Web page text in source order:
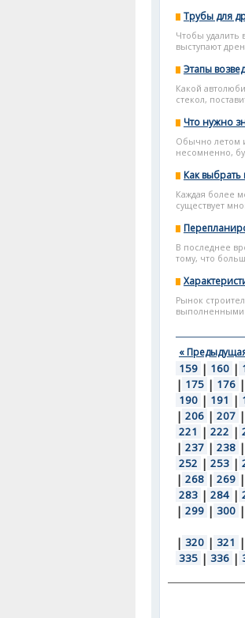
Трубы для
Чтобы удалить
выступают
Этапы
Какой
стекол,
Что нужно
Обычно летом
несомненно,
Как
Каждая более
существует
В последнее
тому, что
Рынок
выполненными
«
159 | 160 |
| 175 | 176 |
190 | 191 |
| 206 | 207 |
221 | 222 |
| 237 | 238 |
252 | 253 |
| 268 | 269 |
283 | 284 |
| 299 | 300 |
| 320 | 321 |
335 | 336 |